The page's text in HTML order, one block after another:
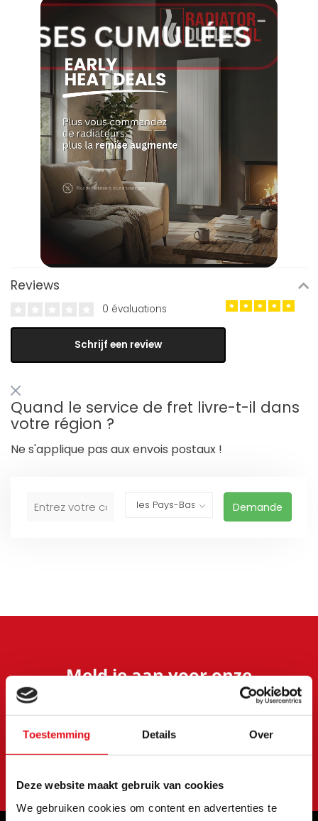
Toestemming Details Over
Deze website maakt gebruik van cookies
We gebruiken cookies om content en advertenties te
Reviews
0 évaluations
Schrijf een review
Quand le service de fret livre-t-il dans
votre région ?
Ne s'applique pas aux envois postaux !
Demande
Meld je aan voor onze
Blijf op de hoogte van onze laatste acties en
aanbiedingen
S'abonner